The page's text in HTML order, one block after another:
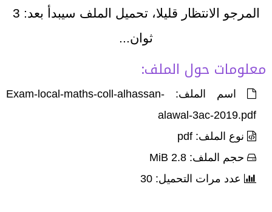
المرجو الانتظار قليلا، تحميل الملف سيبدأ بعد: 3
ثوان...
معلومات حول الملف:
اسم الملف: Exam-local-maths-coll-alhassan-
alawal-3ac-2019.pdf
نوع الملف: pdf
حجم الملف: 2.8 MiB
عدد مرات التحميل: 30